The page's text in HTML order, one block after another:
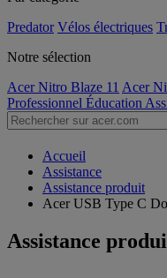
Predator Vélos électriques
Notre sélection
Acer Nitro Blaze 11 Acer
Professionnel Éducation
Accueil
Assistance
Assistance produit
Acer USB Type C
Assistance